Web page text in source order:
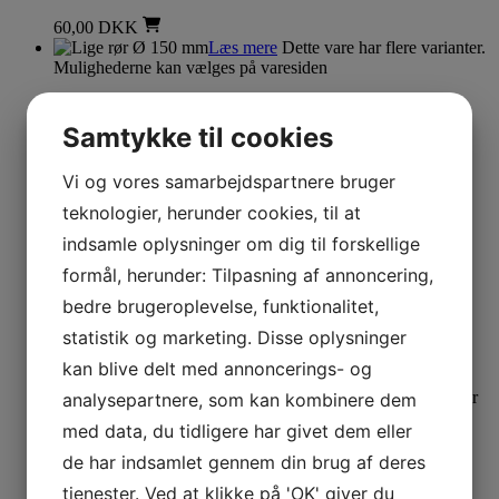
60,00 DKK
Læs mere Dette vare har flere varianter.
Mulighederne kan vælges på varesiden
Lige rør Ø 150 mm
115,00 DKK 400,00
DKK
Læs mere Dette vare har flere varianter.
Mulighederne kan vælges på varesiden
Røgrør Ø 150 mm
Rosette 2 – delt
115,00DKK
Læs mere Dette vare har
flere varianter. Mulighederne kan vælges på varesiden
Røgrør Ø 150 mm
Samtykke til cookies
Vi og vores samarbejdspartnere bruger
teknologier, herunder cookies, til at
indsamle oplysninger om dig til forskellige
formål, herunder: Tilpasning af annoncering,
bedre brugeroplevelse, funktionalitet,
statistik og marketing. Disse oplysninger
kan blive delt med annoncerings- og
analysepartnere, som kan kombinere dem
med data, du tidligere har givet dem eller
de har indsamlet gennem din brug af deres
tjenester. Ved at klikke på 'OK' giver du